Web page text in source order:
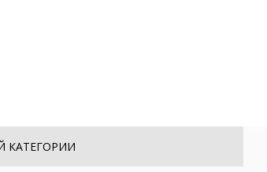
КАТЕГОРИИ